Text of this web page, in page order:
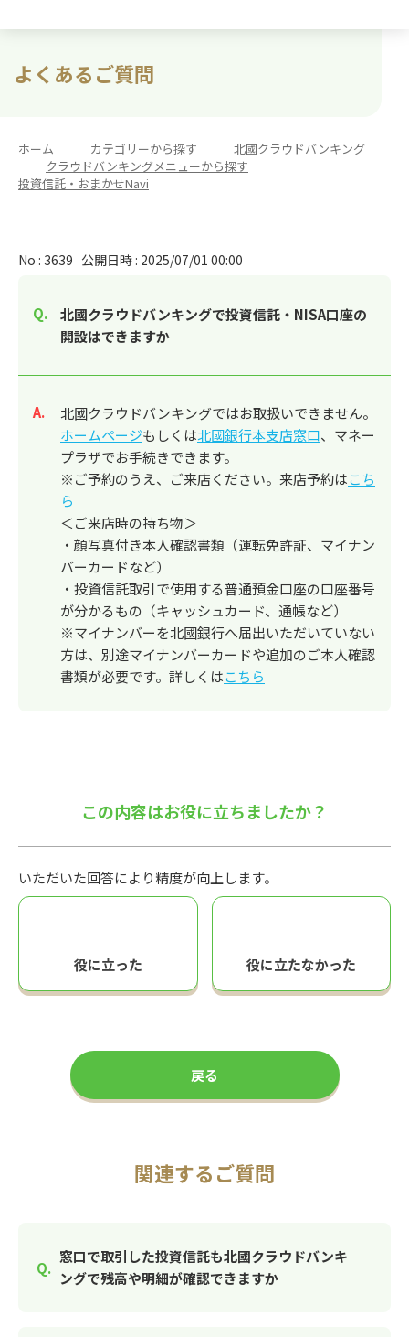
よくあるご質問
ホーム カテゴリーから探す
北國クラウドバンキング
クラウドバンキングメニューから探す
投資信託・おまかせNavi
No : 3639 公開日時 : 2025/07/01 00:00
北國クラウドバンキングで投資信託・NISA口座の
開設はできますか
回答
北國クラウドバンキングではお取扱いできません。
ホームページもしくは北國銀行本支店窓口、マネー
プラザでお手続きできます。
※ご予約のうえ、ご来店ください。来店予約はこち
ら
＜ご来店時の持ち物＞
・顔写真付き本人確認書類（運転免許証、マイナン
バーカードなど）
・投資信託取引で使用する普通預金口座の口座番号
が分かるもの（キャッシュカード、通帳など）
※マイナンバーを北國銀行へ届出いただいていない
方は、別途マイナンバーカードや追加のご本人確認
書類が必要です。詳しくはこちら
この内容はお役に立ちましたか？
いただいた回答により精度が向上します。
役に立った 役に立たなかった
戻る
関連するご質問
窓口で取引した投資信託も北國クラウドバンキ
ングで残高や明細が確認できますか